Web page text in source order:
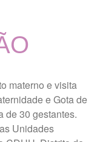
Nutricional
Transparência
materno e visita
e Gota de
de 30 gestantes.
Unidades